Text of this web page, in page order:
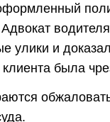
улики и
была